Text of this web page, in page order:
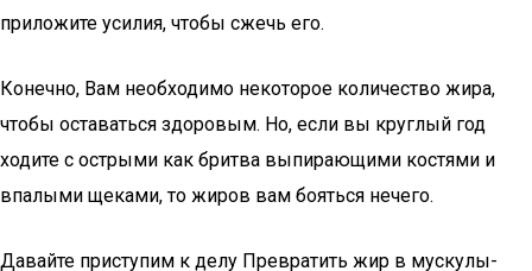
приложите усилия, чтобы сжечь его.
Конечно, Вам необходимо некоторое количество жира,
чтобы оставаться здоровым. Но, если вы круглый год
ходите с острыми как бритва выпирающими костями и
впалыми щеками, то жиров вам бояться нечего.
Давайте приступим к делу Превратить жир в мускулы-